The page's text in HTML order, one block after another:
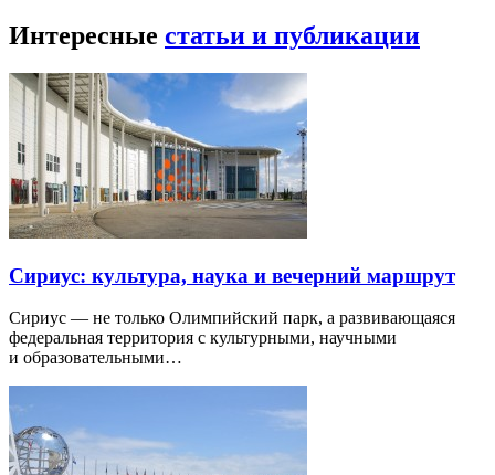
Интересные статьи и публикации
Сириус: культура, наука и вечерний маршрут
Сириус — не только Олимпийский парк, а развивающаяся
федеральная территория с культурными, научными
и образовательными…